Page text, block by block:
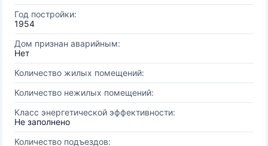
Год постройки:
1954
Дом признан аварийным:
Нет
Количество жилых помещений:
Количество нежилых помещений:
Класс энергетической эффективности:
Не заполнено
Количество подъездов: